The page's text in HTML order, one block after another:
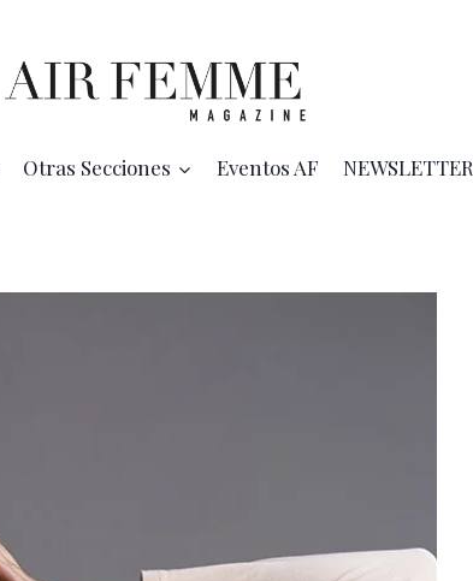
Otras Secciones Eventos AF NEWSLETTER